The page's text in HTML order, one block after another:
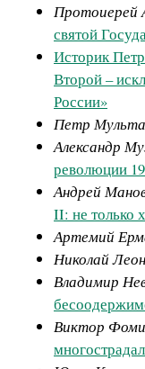
Протоиерей
святой
Историк
Второй –
России»
Петр
Александр
революции
Андрей
II: не только
Артемий
Николай
Владимир
Виктор